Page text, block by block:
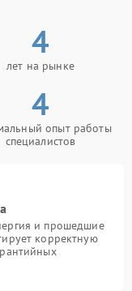
4
лет на рынке
4
опыт работы
специалистов
и прошедшие
корректную